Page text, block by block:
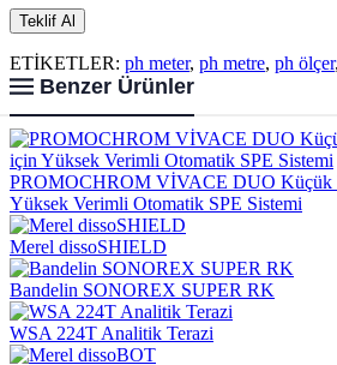
ETİKETLER: ph meter, ph metre, ph ölçer,
Benzer Ürünler
PROMOCHROM VİVACE DUO Küçük
Yüksek Verimli Otomatik SPE Sistemi
Merel dissoSHIELD
Bandelin SONOREX SUPER RK
WSA 224T Analitik Terazi